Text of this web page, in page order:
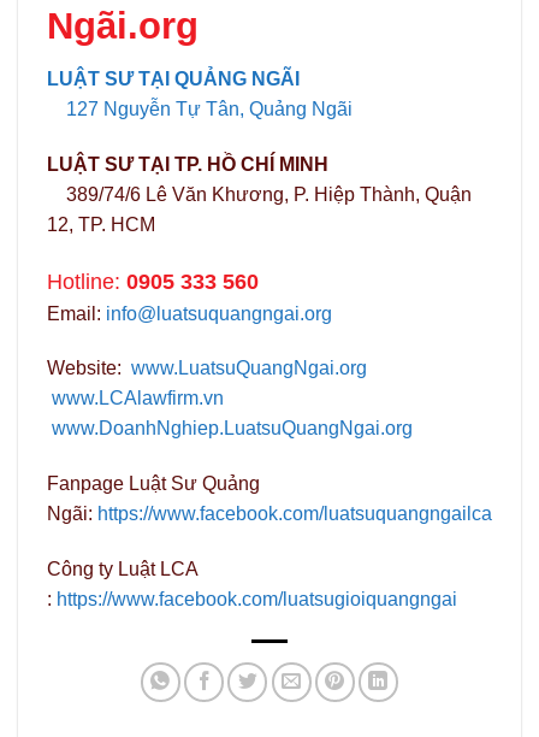
Ngãi.org
LUẬT SƯ TẠI QUẢNG NGÃI
127 Nguyễn Tự Tân, Quảng Ngãi
LUẬT SƯ TẠI TP. HỒ CHÍ MINH
389/74/6 Lê Văn Khương, P. Hiệp Thành, Quận
12, TP. HCM
Hotline: 0905 333 560
Email: info@luatsuquangngai.org
Website: www.LuatsuQuangNgai.org
www.LCAlawfirm.vn
www.DoanhNghiep.LuatsuQuangNgai.org
Fanpage Luật Sư Quảng
Ngãi: https://www.facebook.com/luatsuquangngailca
Công ty Luật LCA
: https://www.facebook.com/luatsugioiquangngai